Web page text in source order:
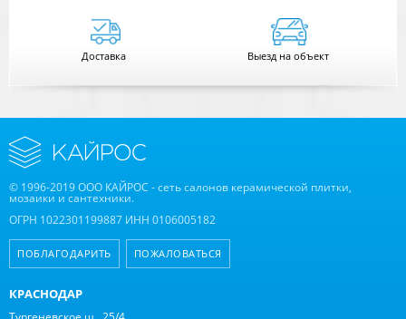
Доставка Выезд на объект
© 1996-2019 ООО КАЙРОС - сеть салонов керамической плитки,
мозаики и сантехники.
ОГРН 1022301199887 ИНН 0106005182
ПОБЛАГОДАРИТЬ ПОЖАЛОВАТЬСЯ
КРАСНОДАР